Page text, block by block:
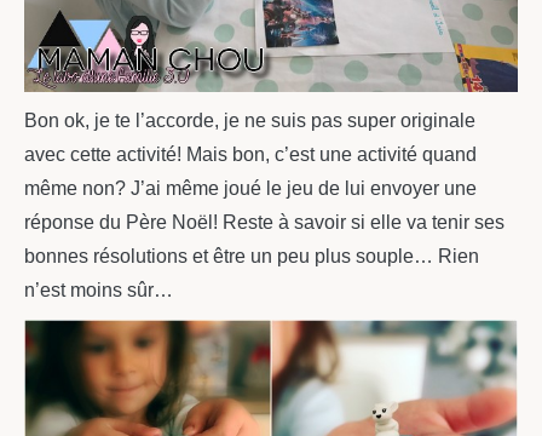
Bon ok, je te l’accorde, je ne suis pas super originale
avec cette activité! Mais bon, c’est une activité quand
même non? J’ai même joué le jeu de lui envoyer une
réponse du Père Noël! Reste à savoir si elle va tenir ses
bonnes résolutions et être un peu plus souple… Rien
n’est moins sûr…